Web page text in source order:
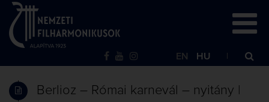
EN HU
Berlioz – Római karnevál – nyitány |